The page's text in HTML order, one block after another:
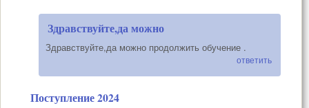
Здравствуйте,да можно
Здравствуйте,да можно продолжить обучение .
ответить
Поступление 2024